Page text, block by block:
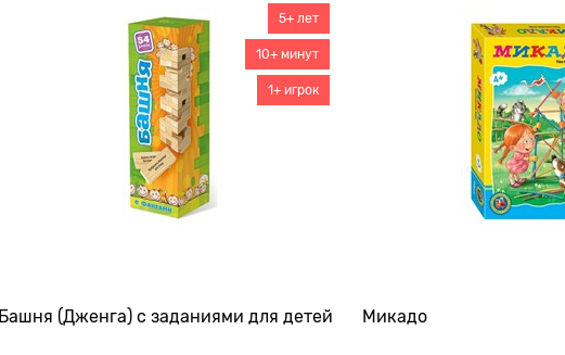
Башня (Дженга) с заданиями для детей
5+ лет
10+ минут
1+ игрок
Микадо